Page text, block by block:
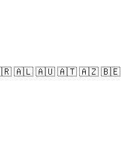
🇦🇱 🇦🇺 🇦🇹 🇦🇿 🇧🇪